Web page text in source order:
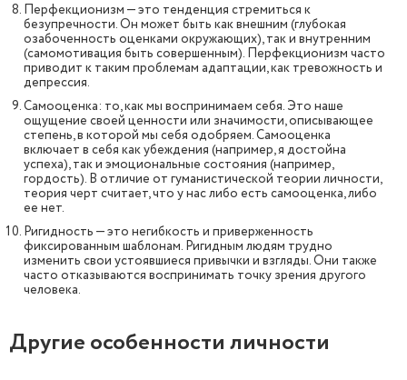
Перфекционизм — это тенденция стремиться к
безупречности. Он может быть как внешним (глубокая
озабоченность оценками окружающих), так и внутренним
(самомотивация быть совершенным). Перфекционизм часто
приводит к таким проблемам адаптации, как тревожность и
депрессия.
Самооценка: то, как мы воспринимаем себя. Это наше
ощущение своей ценности или значимости, описывающее
степень, в которой мы себя одобряем. Самооценка
включает в себя как убеждения (например, я достойна
успеха), так и эмоциональные состояния (например,
гордость). В отличие от гуманистической теории личности,
теория черт считает, что у нас либо есть самооценка, либо
ее нет.
Ригидность — это негибкость и приверженность
фиксированным шаблонам. Ригидным людям трудно
изменить свои устоявшиеся привычки и взгляды. Они также
часто отказываются воспринимать точку зрения другого
человека.
Другие особенности личности